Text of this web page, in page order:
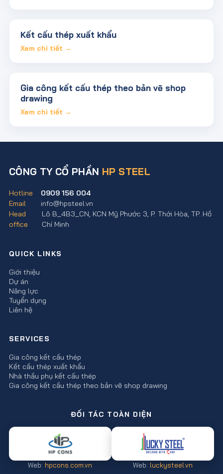
Kết cấu thép xuất khẩu
Xem chi tiết →
Gia công kết cấu thép theo bản vẽ shop
drawing
Xem chi tiết →
CÔNG TY CỔ PHẦN HP STEEL
Hotline
0909 156 004
Email
info@hpsteel.vn
Head
office
Lô B_4B3_CN, KCN Mỹ Phước 3, P. Thới Hòa, TP. Hồ
Chí Minh
QUICK LINKS
Giới thiệu
Dự án
Năng lực
Tuyển dụng
Liên hệ
SERVICES
Gia công kết cấu thép
Kết cấu thép xuất khẩu
Nhà thầu phụ kết cấu thép
Gia công kết cấu thép theo bản vẽ shop drawing
ĐỐI TÁC TOÀN DIỆN
Web: hpcons.com.vn Web: luckysteel.vn